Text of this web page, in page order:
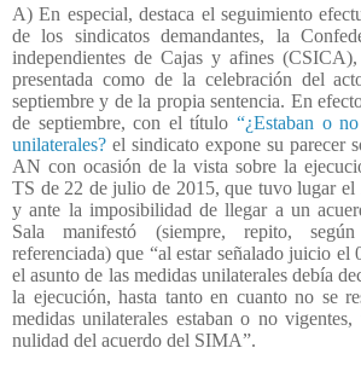
A) En especial, destaca el seguimiento
de los sindicatos demandantes, la
independientes de Cajas y afines
presentada como de la celebración del
septiembre y de la propia sentencia. En
de septiembre, con el título “¿Estaban o
unilaterales? el sindicato expone su parecer
AN con ocasión de la vista sobre la
TS de 22 de julio de 2015, que tuvo lugar el
y ante la imposibilidad de llegar a un
Sala manifestó (siempre, repito,
referenciada) que “al estar señalado juicio el
el asunto de las medidas unilaterales debía
la ejecución, hasta tanto en cuanto no se
medidas unilaterales estaban o no
nulidad del acuerdo del SIMA”.